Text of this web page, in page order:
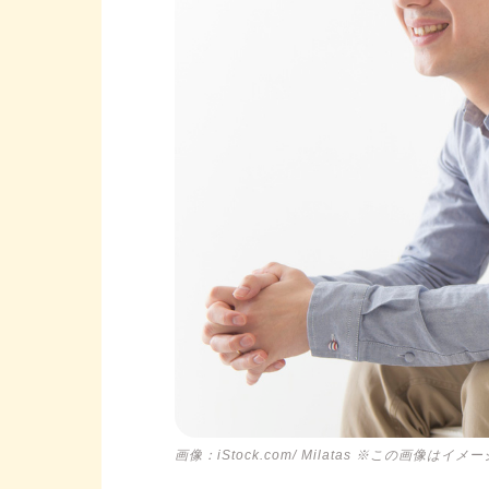
画像：iStock.com/ Milatas ※この画像はイメー